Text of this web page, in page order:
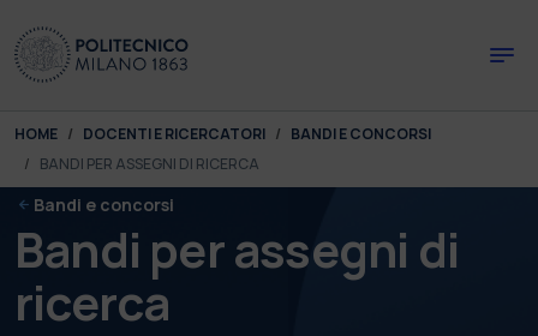
You are here:
HOME DOCENTI E RICERCATORI
BANDI E CONCORSI
BANDI PER ASSEGNI DI RICERCA
Bandi e concorsi
Bandi per assegni di
ricerca